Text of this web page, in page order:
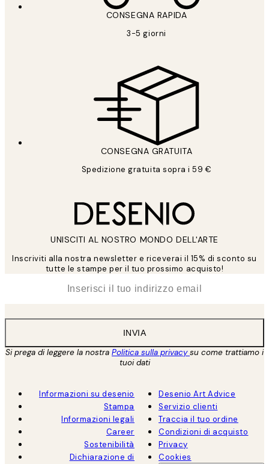
CONSEGNA RAPIDA
3-5 giorni
CONSEGNA GRATUITA
Spedizione gratuita sopra i 59 €
UNISCITI AL NOSTRO MONDO DELL'ARTE
Inscriviti alla nostra newsletter e riceverai il 15% di sconto su
tutte le stampe per il tuo prossimo acquisto!
INVIA
Si prega di leggere la nostra Politica sulla privacysu come trattiamo i
tuoi dati
Informazioni su desenio
Stampa
Informazioni legali
Career
Sostenibilità
Dichiarazione di
Desenio Art Advice
Servizio clienti
Traccia il tuo ordine
Condizioni di acquisto
Privacy
Cookies